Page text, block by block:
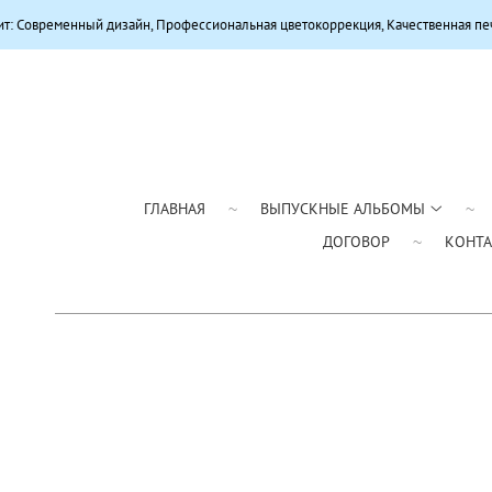
ГЛАВНАЯ
ВЫПУСКНЫЕ АЛЬБОМЫ
ДОГОВОР
Профессиональная цветокоррекция, Качественная печать,